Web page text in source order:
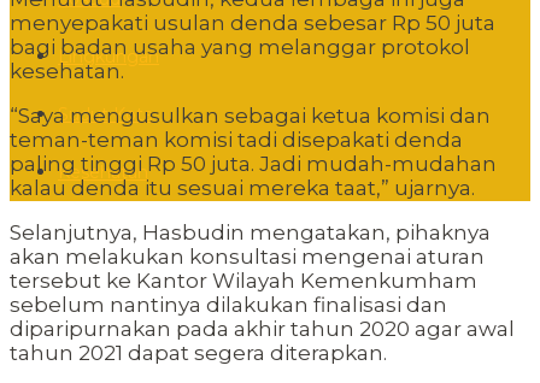
Lingkungan
Sudut Kota
Kesehatan
menyepakati usulan denda sebesar Rp 50 juta
bagi badan usaha yang melanggar protokol
kesehatan.
“Saya mengusulkan sebagai ketua komisi dan
teman-teman komisi tadi disepakati denda
paling tinggi Rp 50 juta. Jadi mudah-mudahan
kalau denda itu sesuai mereka taat,” ujarnya.
Selanjutnya, Hasbudin mengatakan, pihaknya
akan melakukan konsultasi mengenai aturan
tersebut ke Kantor Wilayah Kemenkumham
sebelum nantinya dilakukan finalisasi dan
diparipurnakan pada akhir tahun 2020 agar awal
tahun 2021 dapat segera diterapkan.